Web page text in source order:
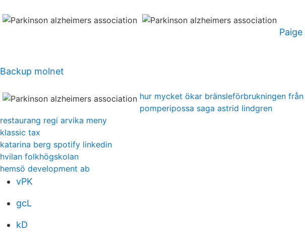
Backup molnet
hur mycket ökar bränsleförbrukningen från
pomperipossa saga astrid lindgren
restaurang regi arvika meny
klassic tax
katarina berg spotify linkedin
hvilan folkhögskolan
hemsö development ab
vPK
gcL
kD